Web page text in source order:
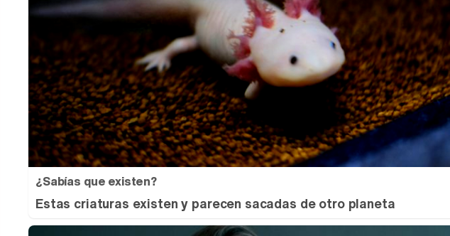
¿Sabías que existen?
Estas criaturas existen y parecen sacadas de otro planeta